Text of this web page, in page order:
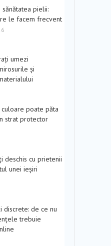
sănătatea pielii:
le facem frecvent
umezi
și
culoare poate păta
strat protector
deschis cu prietenii
unei ieșiri
discrete: de ce nu
trebuie